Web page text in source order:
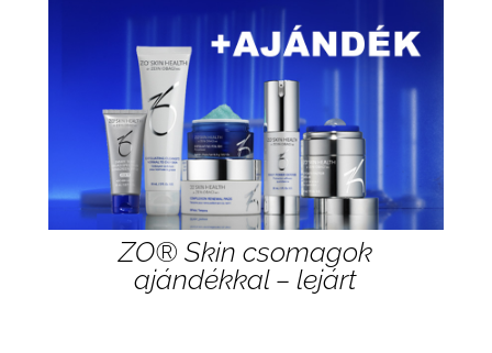
ZO® Skin csomagok
ajándékkal – lejárt